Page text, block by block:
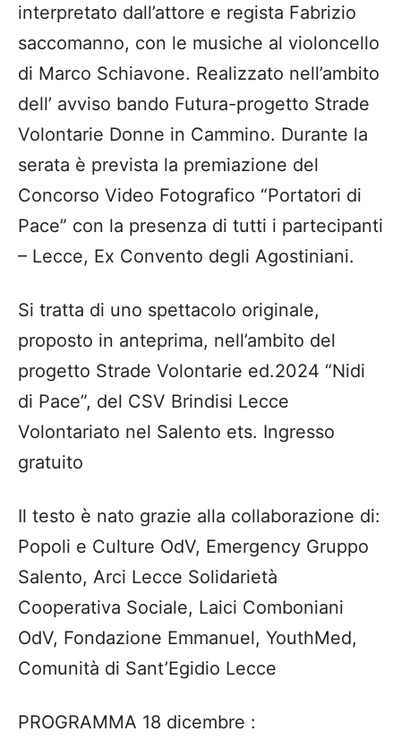
interpretato dall’attore e regista Fabrizio
saccomanno, con le musiche al violoncello
di Marco Schiavone. Realizzato nell’ambito
dell’ avviso bando Futura-progetto Strade
Volontarie Donne in Cammino. Durante la
serata è prevista la premiazione del
Concorso Video Fotografico “Portatori di
Pace” con la presenza di tutti i partecipanti
– Lecce, Ex Convento degli Agostiniani.
Si tratta di uno spettacolo originale,
proposto in anteprima, nell’ambito del
progetto Strade Volontarie ed.2024 “Nidi
di Pace”, del CSV Brindisi Lecce
Volontariato nel Salento ets. Ingresso
gratuito
Il testo è nato grazie alla collaborazione di:
Popoli e Culture OdV, Emergency Gruppo
Salento, Arci Lecce Solidarietà
Cooperativa Sociale, Laici Comboniani
OdV, Fondazione Emmanuel, YouthMed,
Comunità di Sant’Egidio Lecce
PROGRAMMA 18 dicembre :